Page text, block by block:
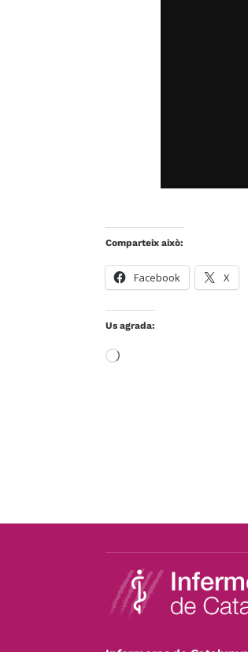
Comparteix això:
Facebook X
Us agrada:
S'està